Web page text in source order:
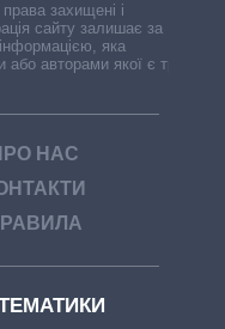
права захищені і
сайту залишає за
яка
авторами якої є треті
НАС